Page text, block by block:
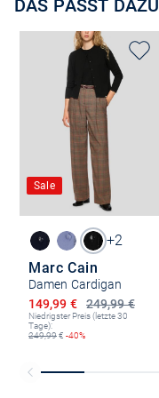
DAS PASST DAZU
Sale
+2
Marc Cain
Damen Cardigan
249,99 €
Ermäßigter Preis
149,99 €
Niedrigster Preis (letzte 30
Tage):
249,99€ -40%